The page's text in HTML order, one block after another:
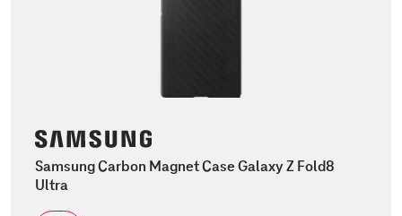
Samsung Carbon Magnet Case Galaxy Z Fold8
Ultra